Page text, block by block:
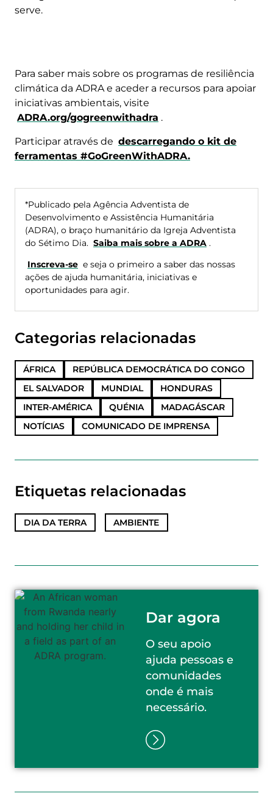
serve.
Para saber mais sobre os programas de resiliência
climática da ADRA e aceder a recursos para apoiar
iniciativas ambientais, visite
ADRA.org/gogreenwithadra .
Participar através de descarregando o kit de
ferramentas #GoGreenWithADRA.
*Publicado pela Agência Adventista de
Desenvolvimento e Assistência Humanitária
(ADRA), o braço humanitário da Igreja Adventista
do Sétimo Dia. Saiba mais sobre a ADRA .
Inscreva-se e seja o primeiro a saber das nossas
ações de ajuda humanitária, iniciativas e
oportunidades para agir.
Dar agora
O seu apoio
ajuda pessoas e
comunidades
onde é mais
necessário.
Categorias relacionadas
ÁFRICA
REPÚBLICA DEMOCRÁTICA DO CONGO
EL SALVADOR
MUNDIAL
HONDURAS
INTER-AMÉRICA
QUÉNIA
MADAGÁSCAR
NOTÍCIAS
COMUNICADO DE IMPRENSA
Etiquetas relacionadas
DIA DA TERRA AMBIENTE